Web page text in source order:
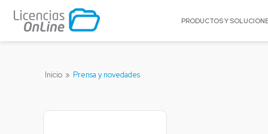
PRODUCTOS Y
Inicio » Prensa y novedades